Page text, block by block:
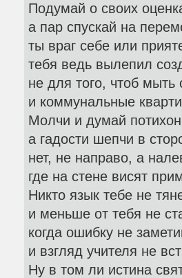
Подумай о своих
а пар спускай на
ты враг себе или
тебя ведь вылепил
не для того, чтоб мыть
и коммунальные
Молчи и думай
а гадости шепчи в
нет, не направо, а
где на стене висят
Никто язык тебе не
и меньше от тебя не
когда ошибку не
и взгляд учителя не
Ну в том ли истина